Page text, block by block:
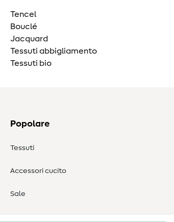
Tencel
Bouclé
Jacquard
Tessuti abbigliamento
Tessuti bio
Popolare
Tessuti
Accessori cucito
Sale